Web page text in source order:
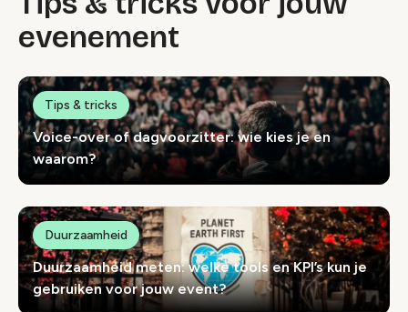
evenement
Voice-over of dagvoorzitter: wie kies je en
waarom?
Tips & tricks
Duurzaamheid meten: welke tools en KPI’s kun je
gebruiken voor jouw event?
Duurzaamheid